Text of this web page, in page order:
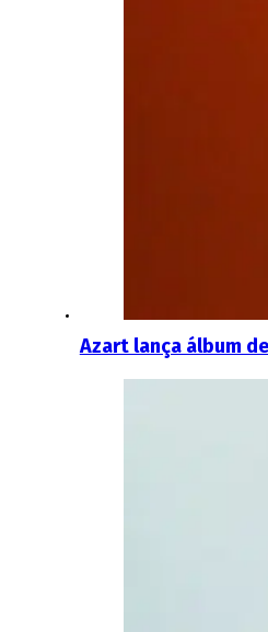
Azart lança álbum